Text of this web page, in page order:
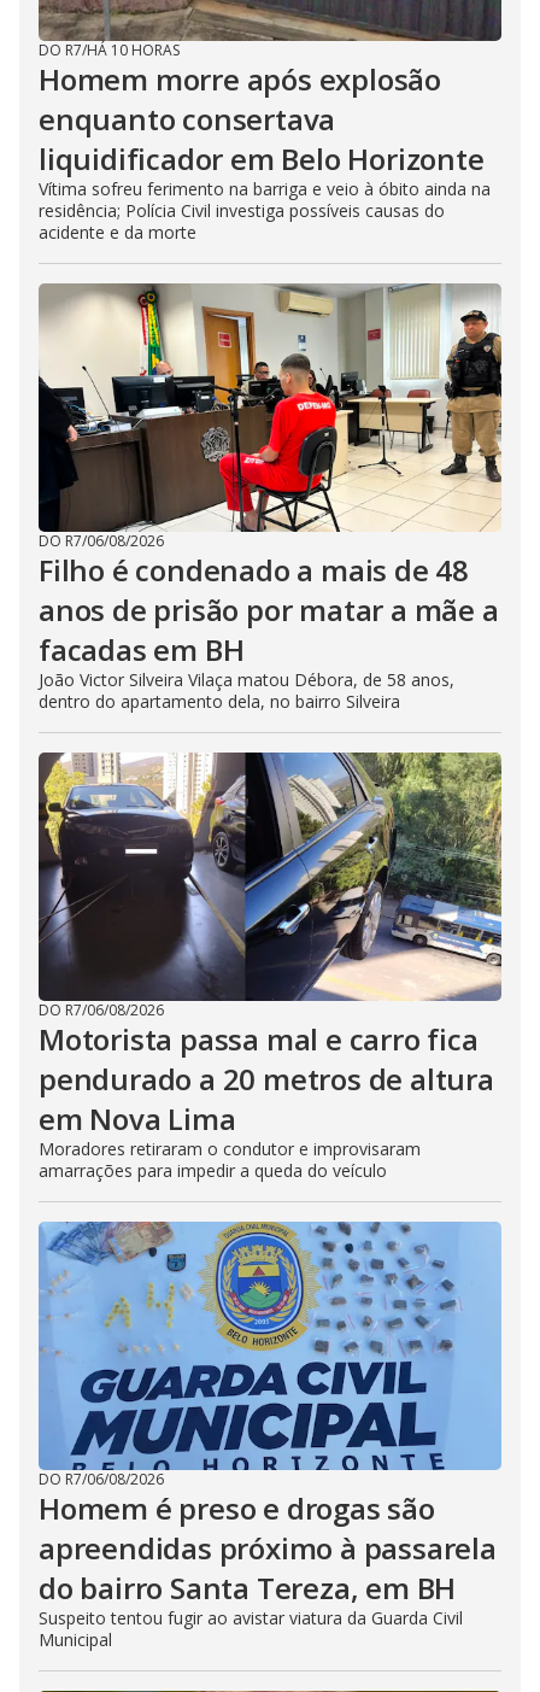
DO R7/HÁ 10 HORAS
Homem morre após explosão
enquanto consertava
liquidificador em Belo Horizonte
Vítima sofreu ferimento na barriga e veio à óbito ainda na
residência; Polícia Civil investiga possíveis causas do
acidente e da morte
DO R7/06/08/2026
Filho é condenado a mais de 48
anos de prisão por matar a mãe a
facadas em BH
João Victor Silveira Vilaça matou Débora, de 58 anos,
dentro do apartamento dela, no bairro Silveira
DO R7/06/08/2026
Motorista passa mal e carro fica
pendurado a 20 metros de altura
em Nova Lima
Moradores retiraram o condutor e improvisaram
amarrações para impedir a queda do veículo
DO R7/06/08/2026
Homem é preso e drogas são
apreendidas próximo à passarela
do bairro Santa Tereza, em BH
Suspeito tentou fugir ao avistar viatura da Guarda Civil
Municipal